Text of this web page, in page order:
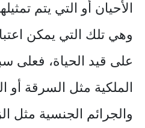
الأحيان أو التي يتم
وهي تلك التي يمكن
على قيد الحياة، فعلى
الملكية مثل السرقة أو
والجرائم الجنسية مثل